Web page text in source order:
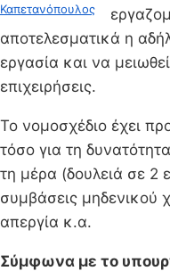
Καπετανόπουλος
αποτελεσματικά η
εργασία και να
επιχειρήσεις.
Το νομοσχέδιο έχει
τόσο για τη
τη μέρα (δουλειά σε 2
συμβάσεις μηδενικού
απεργία κ.α.
Σύμφωνα με το